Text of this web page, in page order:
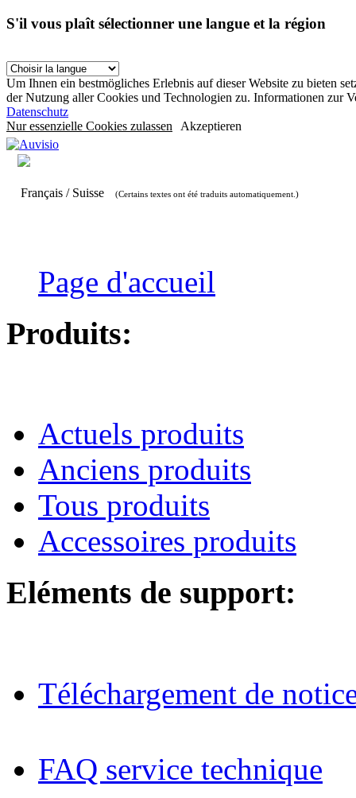
S'il vous plaît sélectionner une langue et la région
Um Ihnen ein bestmögliches Erlebnis auf dieser Website zu bieten
der Nutzung aller Cookies und Technologien zu. Informationen zur
Datenschutz
Nur essenzielle Cookies zulassen Akzeptieren
Français / Suisse (Certains textes ont été traduits automatiquement.)
Page d'accueil
Produits:
Actuels produits
Anciens produits
Tous produits
Accessoires produits
Eléments de support:
Téléchargement de
FAQ service technique